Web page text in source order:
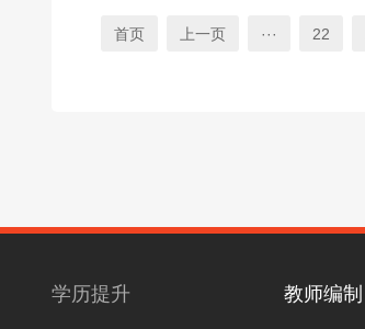
首页 上一页 ··· 22
学历提升 教师编制